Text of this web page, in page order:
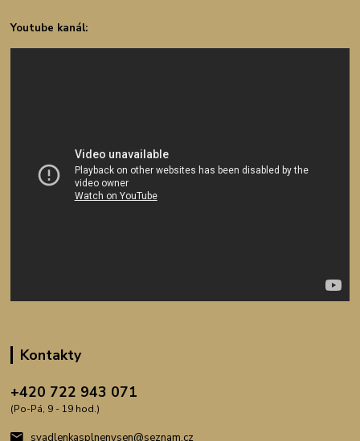
Youtube kanál:
Kontakty
+420 722 943 071
(Po-Pá, 9 - 19 hod.)
svadlenkasplnenysen@seznam.cz